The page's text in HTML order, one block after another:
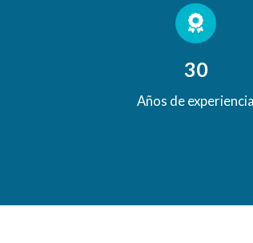
30
Años de experiencia